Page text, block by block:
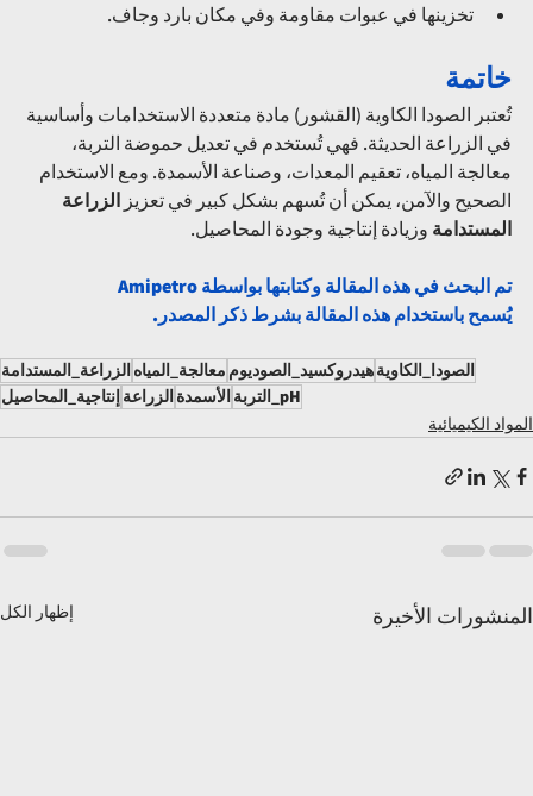
تخزينها في عبوات مقاومة وفي مكان بارد وجاف.
خاتمة
تُعتبر الصودا الكاوية (القشور) مادة متعددة الاستخدامات وأساسية
في الزراعة الحديثة. فهي تُستخدم في تعديل حموضة التربة،
معالجة المياه، تعقيم المعدات، وصناعة الأسمدة. ومع الاستخدام
الصحيح والآمن، يمكن أن تُسهم بشكل كبير في تعزيز الزراعة
المستدامة وزيادة إنتاجية وجودة المحاصيل.
تم البحث في هذه المقالة وكتابتها بواسطة Amipetro
يُسمح باستخدام هذه المقالة بشرط ذكر المصدر.
الصودا_الكاويةهيدروكسيد_الصوديوم معالجة_المياه الزراعة_المستدامة
pH_التربة
الأسمدة الزراعة إنتاجية_المحاصيل
المواد الكيميائية
المنشورات الأخيرة إظهار الكل